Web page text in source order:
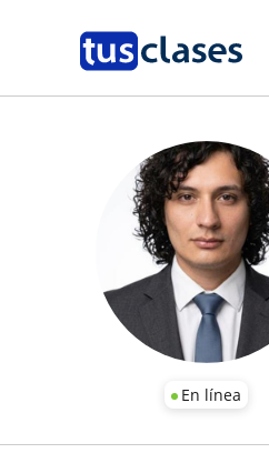
En línea